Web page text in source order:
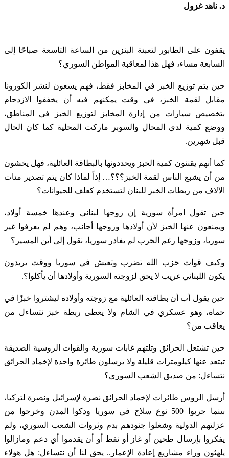
د. ناهد غزول
يقفون على الطابور لتعبئة البنزين من الساعة التاسعة صباحًا إلى
السابعة مساء، فهل هذا لمعاقبة المواطن السوري؟
حين يتم توزيع الخبز في المخابز فقط، فهم يسعون لنشر الكورونا
مقابل لقمة الخبز، في وقت يمكنهم فيه أن يخففوا الازدحام
بتخصيص سيارات من إدارة المخابز لتوزيع الخبز في المناطق،
ووضع كمية لدى المحال والسوبر ماركت المحلية كما كان الحال
قبل شهرين.
كما أنهم يقننون كمية الخبز ويحددونها بالبطاقة العائلية، فهل يخشون
من أن يشبع الناس لقمة الخبز؟؟؟… إذاً لماذا كان يتم تصدير مئات
الآلاف من ربطات الخبز للبنان لتستخدم كعلف للحيوانات؟
حين تقول امرأة سورية إن زوجها لبناني وعندها خمسة أولاد،
ويمنعون عنها الخبز لأن أولادها وزوجها أجانب، وهم لم يعرفوا غير
سوريا، وزوجها رغم الحرب لم يغادر سوريا، نقول إلى أين المسير؟
وكيف قوات حزب الله تضرب وتعيش في سوريا ووقت يريدون
يكون اللبناني غريب لا يحق لزوجته السورية وأولادها أن يأكلوا؟.
حين يقول أب أن بطاقته العائلية مع زوجته وأولاده ليشتروا خبزًا في
حماة، وهو عسكري في الشام ولا يعطى ربطة خبز نتساءل من
يعاقب من؟
حين تشتعل الحرائق وتلتهم غابات سورية والقوات الروسية الصديقة
تبتعد عنها كيلومترات قليلة ولا يرسلون طائرة واحدة لإخماد الحرائق
نتساءل: من صديق الشعب السوري؟
أرسل الروس طائرات لإخماد الحرائق نصرة لإسرائيل ونصرة لتركيا،
بينما جربوا 500 نوع سلاح في سوريا ودكوا المدن وخرجوا من
عزلتهم الدولية وشغلوا جنودهم بدم وثروات الشعب السوري، ولم
يفكروا بإرسال طحين أو غاز أو نفط أو أن يقدموا أي دعم ومازالوا
يلهثون وراء مشاريع إعادة الإعمار.. يحق لنا أن نتساءل: هل هؤلاء